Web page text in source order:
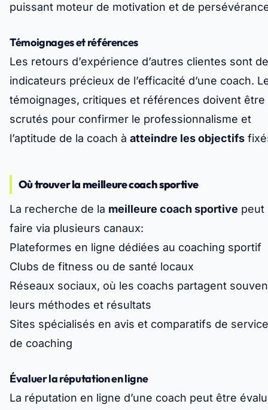
puissant moteur de motivation et de
Témoignages et références
Les retours d’expérience d’autres clientes sont
indicateurs précieux de l’efficacité d’une coach.
témoignages, critiques et références doivent être
scrutés pour confirmer le professionnalisme et
l’aptitude de la coach à atteindre les objectifs
Où trouver la meilleure coach sportive
La recherche de la meilleure coach sportive peut
faire via plusieurs canaux:
Plateformes en ligne dédiées au coaching sportif
Clubs de fitness ou de santé locaux
Réseaux sociaux, où les coachs partagent
leurs méthodes et résultats
Sites spécialisés en avis et comparatifs de
de coaching
Évaluer la réputation en ligne
La réputation en ligne d’une coach peut être